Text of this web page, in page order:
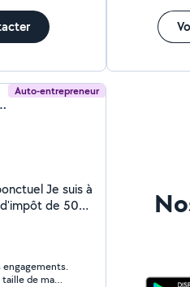
Auto-entrepreneur
paysage)
engagements.
de ma